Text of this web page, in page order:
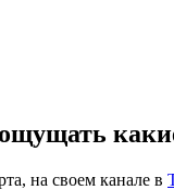
на своем канале в